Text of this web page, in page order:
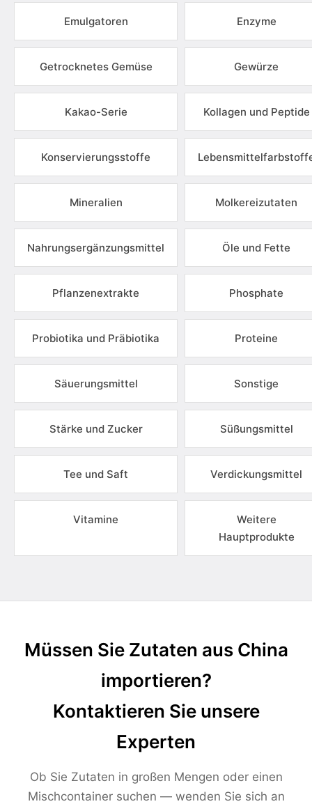
Emulgatoren Enzyme
Getrocknetes Gemüse Gewürze
Kakao-Serie Kollagen und Peptide
Konservierungsstoffe
Mineralien Molkereizutaten
Nahrungsergänzungsmittel Öle und Fette
Pflanzenextrakte Phosphate
Probiotika und Präbiotika Proteine
Säuerungsmittel Sonstige
Stärke und Zucker Süßungsmittel
Tee und Saft Verdickungsmittel
Vitamine
Weitere
Hauptprodukte
Müssen Sie Zutaten aus China
importieren?
Kontaktieren Sie unsere
Experten
Ob Sie Zutaten in großen Mengen oder einen
Mischcontainer suchen — wenden Sie sich an